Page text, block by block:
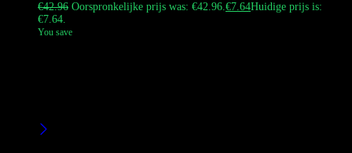
€42.96 Oorspronkelijke prijs was: €42.96.€7.64Huidige prijs is:
€7.64.
You save